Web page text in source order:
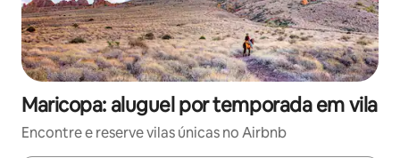
Maricopa: aluguel por temporada em vila
Encontre e reserve vilas únicas no Airbnb